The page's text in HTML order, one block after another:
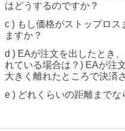
はどうするのですか？
c ) もし価格がストップロ
ますか？
d ) EAが注文を出したとき
れている場合は？) EAが注
大きく離れたところで決済
e ) どれくらいの距離までな